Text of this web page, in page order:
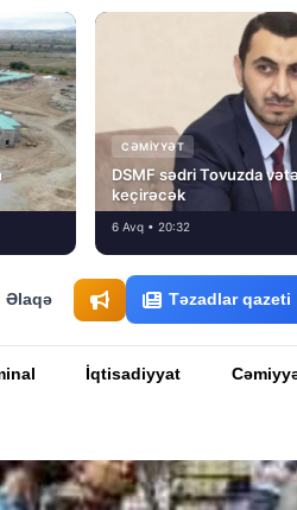
CƏMIYYƏT
DSMF sədri Tovuzda
keçirəcək
6 Avq • 20:32
Əlaqə Təzadlar qazeti
İqtisadiyyat